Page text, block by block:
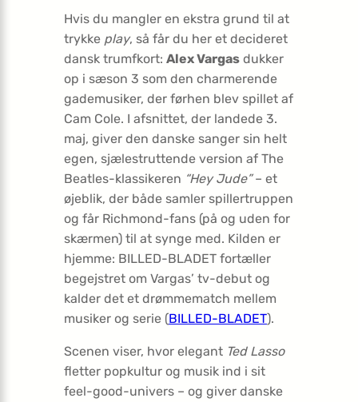
Hvis du mangler en ekstra grund til at
trykke play, så får du her et decideret
dansk trumfkort: Alex Vargas dukker
op i sæson 3 som den charmerende
gademusiker, der førhen blev spillet af
Cam Cole. I afsnittet, der landede 3.
maj, giver den danske sanger sin helt
egen, sjælestruttende version af The
Beatles-klassikeren “Hey Jude”– et
øjeblik, der både samler spillertruppen
og får Richmond-fans (på og uden for
skærmen) til at synge med. Kilden er
hjemme: BILLED-BLADET fortæller
begejstret om Vargas’ tv-debut og
kalder det et drømme­match mellem
musiker og serie (BILLED-BLADET).
Scenen viser, hvor elegant Ted Lasso
fletter popkultur og musik ind i sit
feel-good-univers – og giver danske